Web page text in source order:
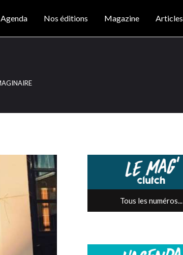
Agenda Nos éditions Magazine Articles
Tous les numéros...